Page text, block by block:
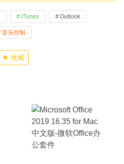
iTunes Outlook
音乐控制
收藏